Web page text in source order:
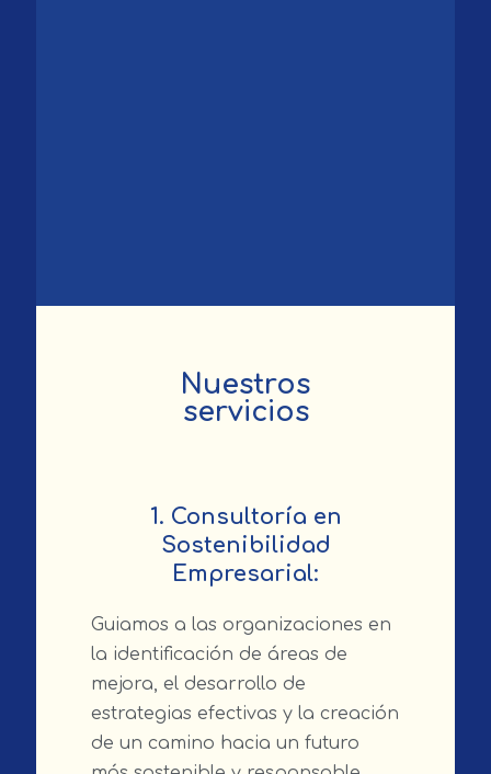
Nuestros
servicios
1. Consultoría en
Sostenibilidad
Empresarial:
Guiamos a las organizaciones en
la identificación de áreas de
mejora, el desarrollo de
estrategias efectivas y la creación
de un camino hacia un futuro